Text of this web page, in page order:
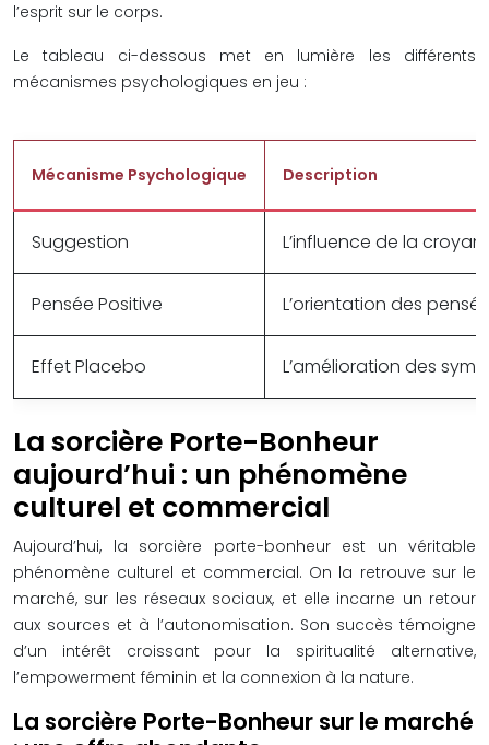
l’esprit sur le corps.
Le tableau ci-dessous met en lumière les différents
mécanismes psychologiques en jeu :
Mécanisme Psychologique Description
Suggestion L’influence de la
Pensée Positive L’orientation des
Effet Placebo L’amélioration des
La sorcière Porte-Bonheur
aujourd’hui : un phénomène
culturel et commercial
Aujourd’hui, la sorcière porte-bonheur est un véritable
phénomène culturel et commercial. On la retrouve sur le
marché, sur les réseaux sociaux, et elle incarne un retour
aux sources et à l’autonomisation. Son succès témoigne
d’un intérêt croissant pour la spiritualité alternative,
l’empowerment féminin et la connexion à la nature.
La sorcière Porte-Bonheur sur le marché